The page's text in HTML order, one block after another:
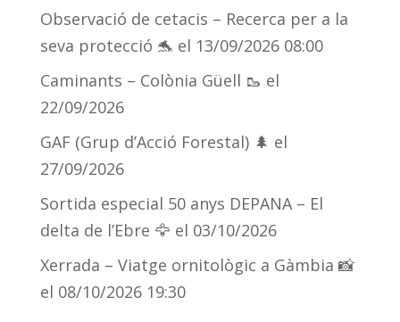
Observació de cetacis – Recerca per a la
seva protecció 🐬 el 13/09/2026 08:00
Caminants – Colònia Güell 🥾 el
22/09/2026
GAF (Grup d’Acció Forestal) 🌲 el
27/09/2026
Sortida especial 50 anys DEPANA – El
delta de l’Ebre 🦅 el 03/10/2026
Xerrada – Viatge ornitològic a Gàmbia 📸
el 08/10/2026 19:30